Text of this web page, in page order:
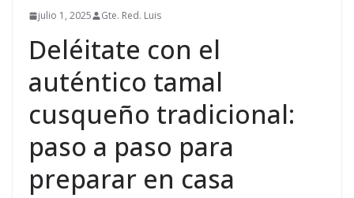
julio 1, 2025 Gte. Red. Luis
Deléitate con el
auténtico tamal
cusqueño tradicional:
paso a paso para
preparar en casa